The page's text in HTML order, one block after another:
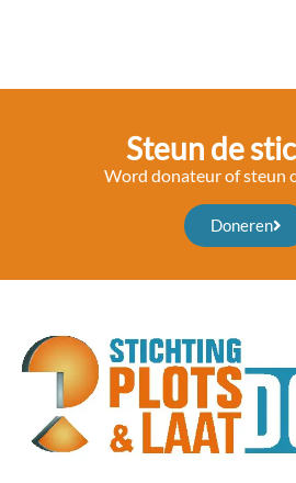
Steun de
Word donateur of steun
Doneren